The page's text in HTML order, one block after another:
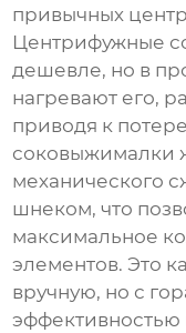
привычных
Центрифужные
дешевле, но в
нагревают его,
приводя к
соковыжималки
механического
шнеком, что
максимальное
элементов. Это
вручную, но с
эффективностью